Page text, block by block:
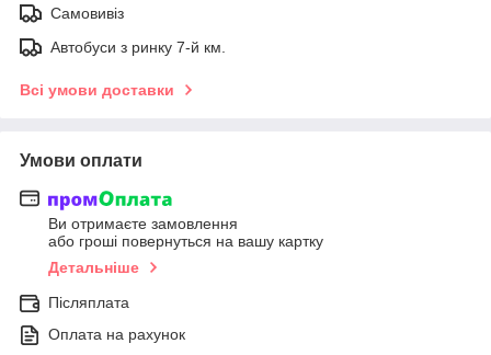
Самовивіз
Автобуси з ринку 7-й км.
Всі умови доставки
Умови оплати
Ви отримаєте замовлення
або гроші повернуться на вашу картку
Детальніше
Післяплата
Оплата на рахунок